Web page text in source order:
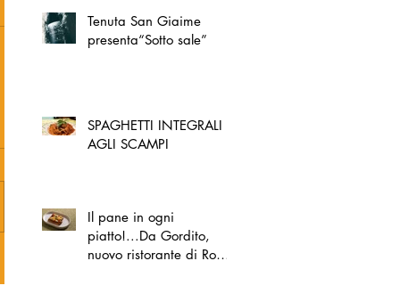
Tenuta San Giaime
presenta“Sotto sale”
SPAGHETTI INTEGRALI
AGLI SCAMPI
Il pane in ogni
piatto!...Da Gordito,
nuovo ristorante di Roma